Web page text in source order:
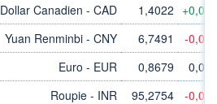
Dollar Canadien - CAD 1,4022
Yuan Renminbi - CNY 6,7491 -
Euro - EUR 0,8679
Roupie - INR 95,2754 -